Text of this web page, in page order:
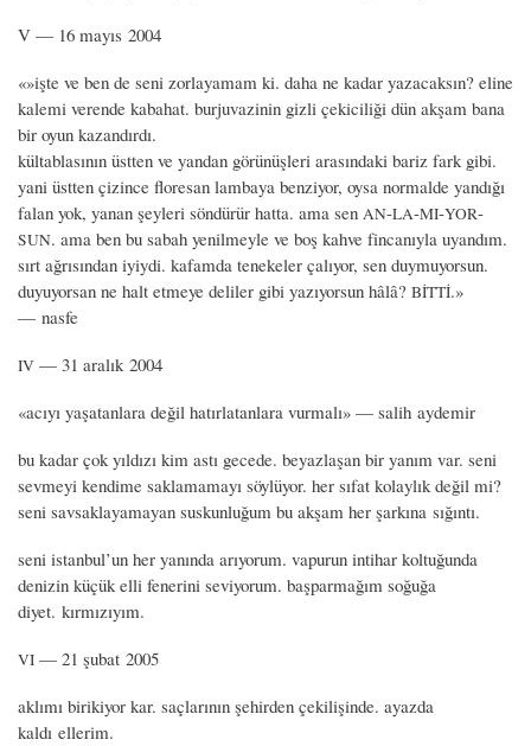
V — 16 mayıs 2004
«»işte ve ben de seni zorlayamam ki. daha ne kadar yazacaksın? eline
kalemi verende kabahat. burjuvazinin gizli çekiciliği dün akşam bana
bir oyun kazandırdı.
kültablasının üstten ve yandan görünüşleri arasındaki bariz fark gibi.
yani üstten çizince floresan lambaya benziyor, oysa normalde yandığı
falan yok, yanan şeyleri söndürür hatta. ama sen AN-LA-MI-YOR-
SUN. ama ben bu sabah yenilmeyle ve boş kahve fincanıyla uyandım.
sırt ağrısından iyiydi. kafamda tenekeler çalıyor, sen duymuyorsun.
duyuyorsan ne halt etmeye deliler gibi yazıyorsun hâlâ? BİTTİ.»
— nasfe
IV — 31 aralık 2004
«acıyı yaşatanlara değil hatırlatanlara vurmalı» — salih aydemir
bu kadar çok yıldızı kim astı gecede. beyazlaşan bir yanım var. seni
sevmeyi kendime saklamamayı söylüyor. her sıfat kolaylık değil mi?
seni savsaklayamayan suskunluğum bu akşam her şarkına sığıntı.
seni istanbul’un her yanında arıyorum. vapurun intihar koltuğunda
denizin küçük elli fenerini seviyorum. başparmağım soğuğa
diyet. kırmızıyım.
VI — 21 şubat 2005
aklımı birikiyor kar. saçlarının şehirden çekilişinde. ayazda
kaldı ellerim.